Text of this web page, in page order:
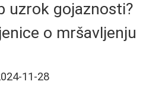
uzrok gojaznosti?
o mršavljenju
11-28